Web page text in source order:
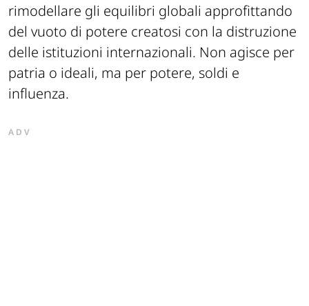
rimodellare gli equilibri globali approfittando
del vuoto di potere creatosi con la distruzione
delle istituzioni internazionali. Non agisce per
patria o ideali, ma per potere, soldi e
influenza.
ADV